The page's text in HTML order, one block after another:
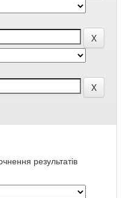
результатів